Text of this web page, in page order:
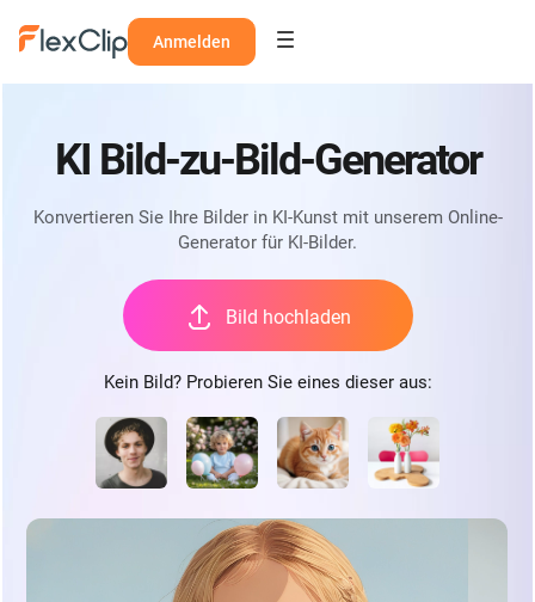
Anmelden
KI Bild-zu-Bild-Generator
Konvertieren Sie Ihre Bilder in KI-Kunst mit unserem Online-
Generator für KI-Bilder.
Bild hochladen
Kein Bild? Probieren Sie eines dieser aus: